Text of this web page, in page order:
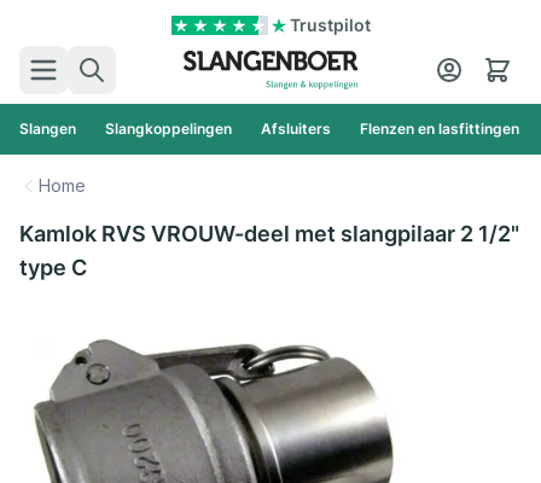
Trustpilot
Zoek
Cart
Slangen Slangkoppelingen Afsluiters Flenzen en lasfittingen
Home
Kamlok RVS VROUW-deel met slangpilaar 2 1/2"
type C